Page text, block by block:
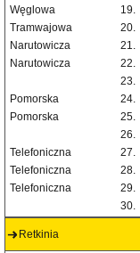
Węglowa
19.
Tramwajowa
20.
Narutowicza
21.
Narutowicza
22.
23.
Pomorska
24.
Pomorska
25.
26.
Telefoniczna
27.
Telefoniczna
28.
Telefoniczna
29.
30.
Retkinia